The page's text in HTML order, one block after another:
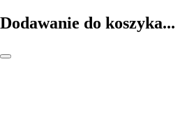
Dodawanie do koszyka...